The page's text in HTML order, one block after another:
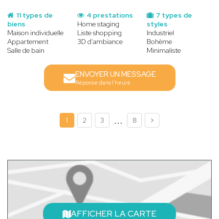
11 types de
biens
Maison individuelle
Appartement
Salle de bain
7 types de
styles
Industriel
Bohème
Minimaliste
4 prestations
Home staging
Liste shopping
3D d'ambiance
ENVOYER UN MESSAGE
Réponse dans l'heure
1 2 3 ... 8
AFFICHER LA CARTE